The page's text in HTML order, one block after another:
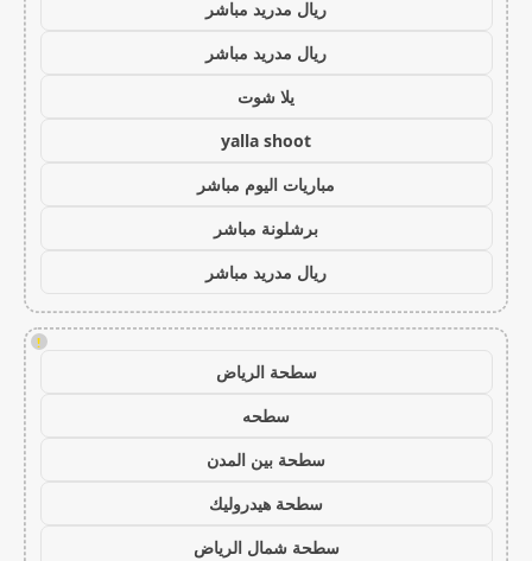
ريال مدريد مباشر
ريال مدريد مباشر
يلا شوت
yalla shoot
مباريات اليوم مباشر
برشلونة مباشر
ريال مدريد مباشر
!
سطحة الرياض
سطحه
سطحة بين المدن
سطحة هيدروليك
سطحة شمال الرياض